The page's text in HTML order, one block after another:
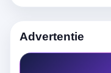
Advertentie